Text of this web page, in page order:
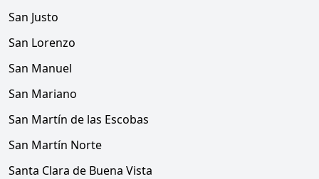
San Justo
San Lorenzo
San Manuel
San Mariano
San Martín de las Escobas
San Martín Norte
Santa Clara de Buena Vista